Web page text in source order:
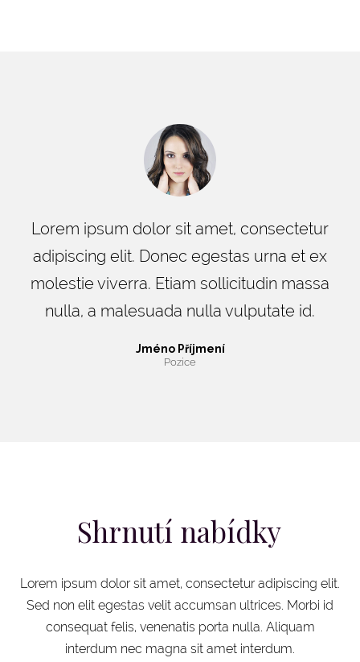
Lorem ipsum dolor sit amet, consectetur
adipiscing elit. Donec egestas urna et ex
molestie viverra. Etiam sollicitudin massa
nulla, a malesuada nulla vulputate id.
Jméno Příjmení
Pozice
Shrnutí nabídky
Lorem ipsum dolor sit amet, consectetur adipiscing elit.
Sed non elit egestas velit accumsan ultrices. Morbi id
consequat felis, venenatis porta nulla. Aliquam
interdum nec magna sit amet interdum.